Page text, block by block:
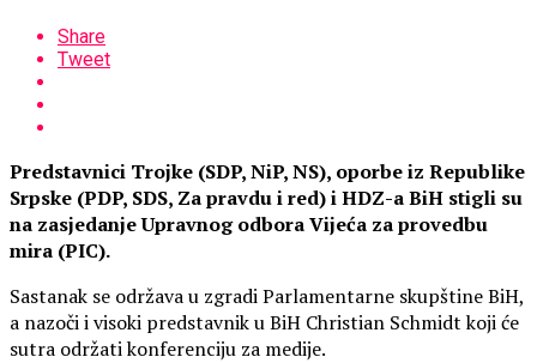
Share
Tweet
Predstavnici Trojke (SDP, NiP, NS), oporbe iz Republike
Srpske (PDP, SDS, Za pravdu i red) i HDZ-a BiH stigli su
na zasjedanje Upravnog odbora Vijeća za provedbu
mira (PIC).
Sastanak se održava u zgradi Parlamentarne skupštine BiH,
a nazoči i visoki predstavnik u BiH Christian Schmidt koji će
sutra održati konferenciju za medije.